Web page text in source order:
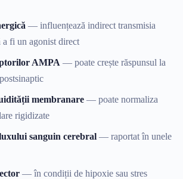
— influențează indirect transmisia
fi un agonist direct
AMPA — poate crește răspunsul la
membranare — poate normaliza
rigidizate
sanguin cerebral — raportat în unele
— în condiții de hipoxie sau stres